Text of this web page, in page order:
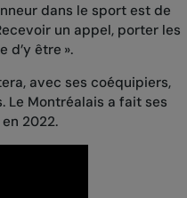
dans le sport est de
un appel, porter les
d’y être ».
avec ses coéquipiers,
Le Montréalais a fait ses
2022.